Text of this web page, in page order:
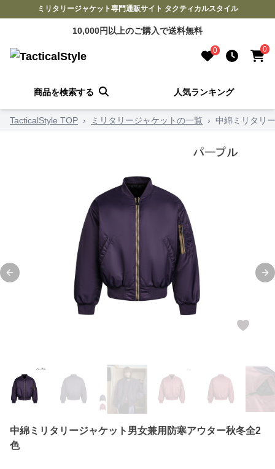
ミリタリージャケット専門通販サイト タクティカルスタイル
10,000円以上のご購入で送料無料
0 0
商品を検索する 人気ランキング
TacticalStyle TOP › ミリタリージャケットの一覧 › 中綿ミリタリ
Previous slide
中綿ミリタリージャケット男女兼用防寒アウター秋冬全2
色